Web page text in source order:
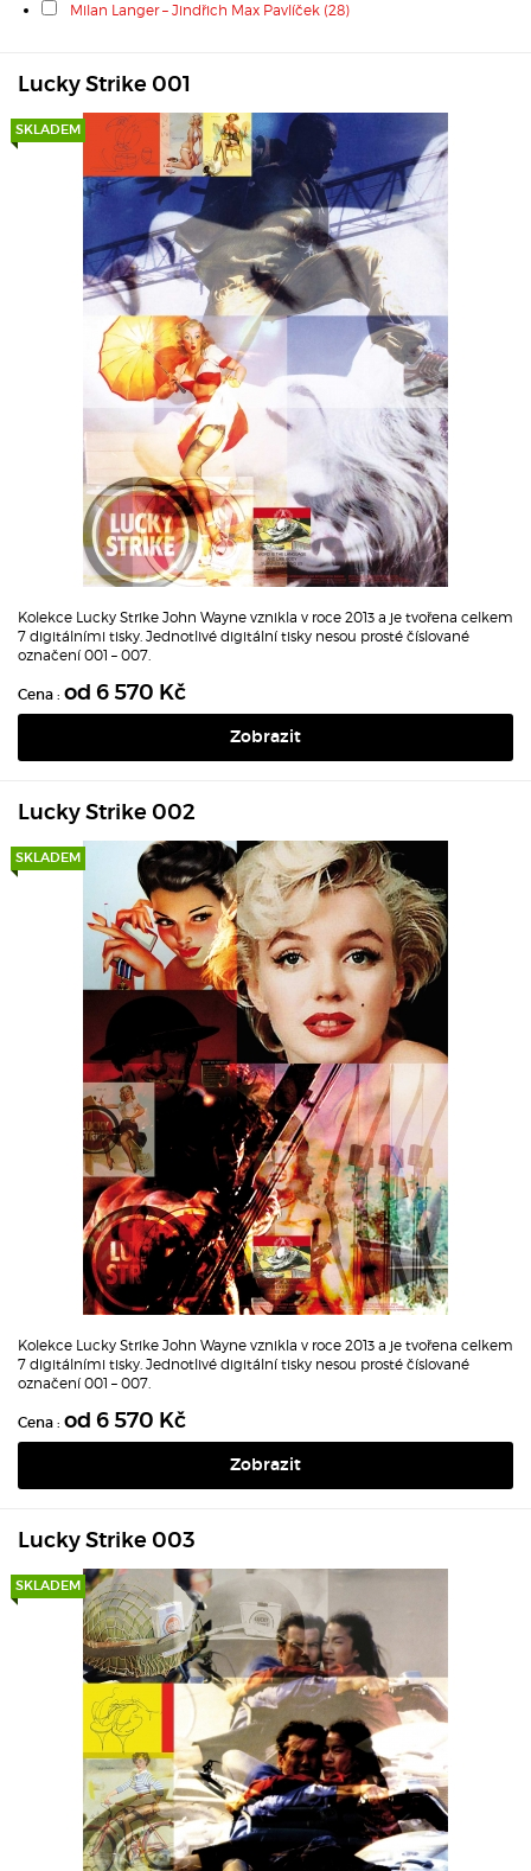
Milan Langer – Jindřich Max Pavlíček (28)
Lucky Strike 001
SKLADEM
Kolekce Lucky Strike John Wayne vznikla v roce 2013 a je tvořena celkem
7 digitálními tisky. Jednotlivé digitální tisky nesou prosté číslované
označení 001 – 007.
Cena : od 6 570 Kč
Zobrazit
Lucky Strike 002
SKLADEM
Kolekce Lucky Strike John Wayne vznikla v roce 2013 a je tvořena celkem
7 digitálními tisky. Jednotlivé digitální tisky nesou prosté číslované
označení 001 – 007.
Cena : od 6 570 Kč
Zobrazit
Lucky Strike 003
SKLADEM